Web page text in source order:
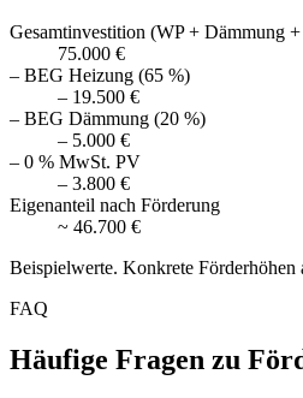
Gesamtinvestition (WP + Dämmung
75.000 €
– BEG Heizung (65 %)
– 19.500 €
– BEG Dämmung (20 %)
– 5.000 €
– 0 % MwSt. PV
– 3.800 €
Eigenanteil nach Förderung
~ 46.700 €
Beispielwerte. Konkrete
FAQ
Häufige Fragen zu